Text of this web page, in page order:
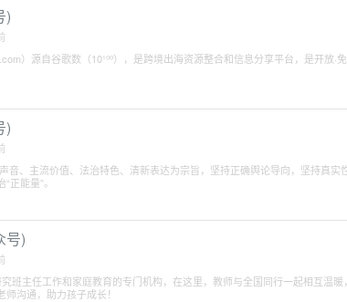
)
）源自谷歌数（10¹⁰⁰），是跨境出海资源整合和信息分享平台，是开放·
)
音、主流价值、法治特色、清新表达为宗旨，坚持正确舆论导向，坚持真
正能量”。
号)
班主任工作和家庭教育的专门机构，在这里，教师与全国同行一起相互温
沟通，助力孩子成长！